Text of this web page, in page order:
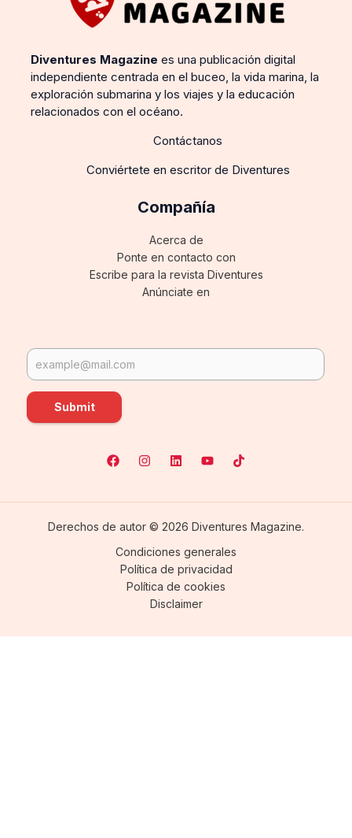
Diventures Magazine es una publicación digital
independiente centrada en el buceo, la vida marina, la
exploración submarina y los viajes y la educación
relacionados con el océano.
Contáctanos
Conviértete en escritor de Diventures
Compañía
Acerca de
Ponte en contacto con
Escribe para la revista Diventures
Anúnciate en
Submit
Derechos de autor © 2026 Diventures Magazine.
Condiciones generales
Política de privacidad
Política de cookies
Disclaimer